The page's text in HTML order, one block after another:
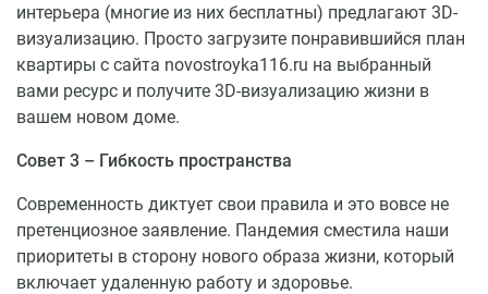
интерьера (многие из них бесплатны) предлагают 3D-
визуализацию. Просто загрузите понравившийся план
квартиры с сайта novostroyka116.ru на выбранный
вами ресурс и получите 3D-визуализацию жизни в
вашем новом доме.
Совет 3 – Гибкость пространства
Современность диктует свои правила и это вовсе не
претенциозное заявление. Пандемия сместила наши
приоритеты в сторону нового образа жизни, который
включает удаленную работу и здоровье.